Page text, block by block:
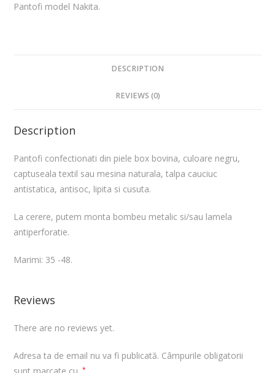
Pantofi model Nakita.
DESCRIPTION
REVIEWS (0)
Description
Pantofi confectionati din piele box bovina, culoare negru,
captuseala textil sau mesina naturala, talpa cauciuc
antistatica, antisoc, lipita si cusuta.
La cerere, putem monta bombeu metalic si/sau lamela
antiperforatie.
Marimi: 35 -48.
Reviews
There are no reviews yet.
Adresa ta de email nu va fi publicată. Câmpurile obligatorii
*